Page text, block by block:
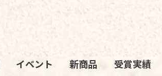
イベント 新商品 受賞実績